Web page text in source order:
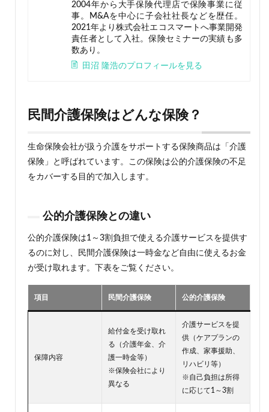
2004年から大手保険代理店で保険事業に従
事。M&Aを中心に子会社社長などを歴任。
2021年より株式会社エコスマートへ事業開発
責任者として入社。保険セミナーの実績も多
数あり。
田沼 隆浩のプロフィールを見る
民間介護保険はどんな保険？
生命保険会社が扱う介護をサポートする保険商品は「介護
保険」と呼ばれています。この保険は公的介護保険の不足
をカバーする目的で加入します。
公的介護保険との違い
公的介護保険は1～3割負担で使える介護サービスを提供す
るのに対し、民間介護保険は一時金など自由に使えるお金
が受け取れます。下表をご覧ください。
項目 民間介護保険 公的介護保険
保障内容
給付金を受け取れ
る（介護年金、介
護一時金等）
※保険会社により
異なる
介護サービスを提
供（ケアプランの
作成、家事援助、
リハビリ等）
※自己負担は所得
に応じて1～3割